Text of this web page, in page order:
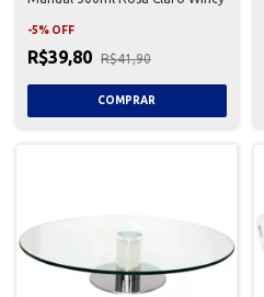
-5% OFF
R$39,80 R$41,90